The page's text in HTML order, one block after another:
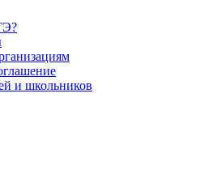
и школьников